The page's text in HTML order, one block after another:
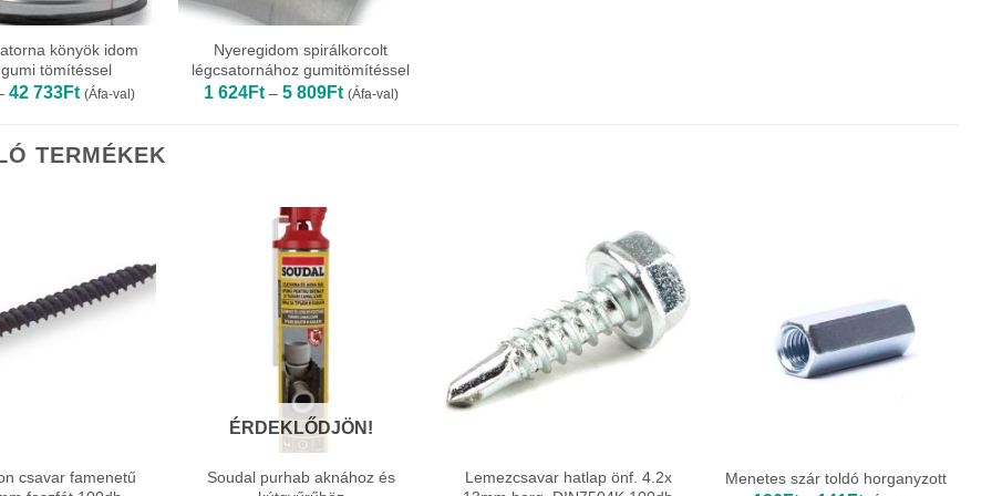
könyök idom
tömítéssel
42 733FtÁrtartomány:
2
42
733Ft
(Áfa-val)
Nyeregidom spirálkorcolt
légcsatornához gumitömítéssel
1 624Ft – 5 809FtÁrtartomány:
1
(Áfa-val)
TERMÉKEK
csavar famenetű
ÉRDEKLŐDJÖN!
Soudal purhab aknához és
Lemezcsavar hatlap önf. 4.2x
Menetes szár toldó horganyzott